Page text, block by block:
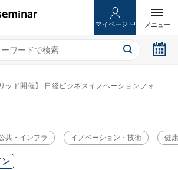
マイページ
催】 日経ビジネスイノベーションフォーラム TM研究会シンポジウム「日本の価値再発見」
共・インフラ イノベーション・技術 健
ン